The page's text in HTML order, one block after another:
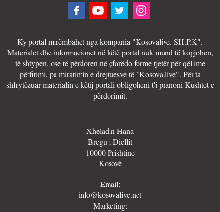
Ky portal mirëmbahet nga kompania "Kosovalive. SH.P.K".
Materialet dhe informacionet në këtë portal nuk mund të kopjohen,
të shtypen, ose të përdoren në çfarëdo forme tjetër për qëllime
përfitimi, pa miratimin e drejtuesve të "Kosova.live". Për ta
shfrytëzuar materialin e këtij portali obligoheni t'i pranoni Kushtet e
përdorimit.
Xheladin Hana
Bregu i Diellit
10000 Prishtine
Kosovë
Email:
info@kosovalive.net
Marketing: